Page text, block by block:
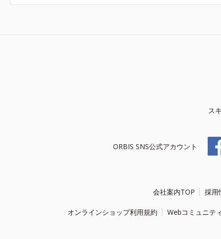
ス
ORBIS SNS公式アカウント
会社案内TOP 採用
オンラインショップ利用規約 Webコミュニテ